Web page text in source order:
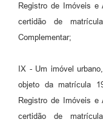
Registro de Imóveis e
certidão de
Complementar;
IX - Um imóvel
objeto da matrícula
Registro de Imóveis e
certidão de